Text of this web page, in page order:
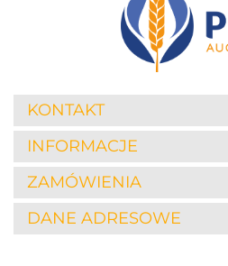
KONTAKT
INFORMACJE
ZAMÓWIENIA
DANE ADRESOWE